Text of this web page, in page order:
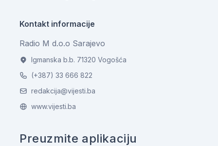
Kontakt informacije
Radio M d.o.o Sarajevo
Igmanska b.b. 71320 Vogošća
(+387) 33 666 822
redakcija@vijesti.ba
www.vijesti.ba
Preuzmite aplikaciju